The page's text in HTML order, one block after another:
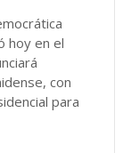
hoy en el
con
para